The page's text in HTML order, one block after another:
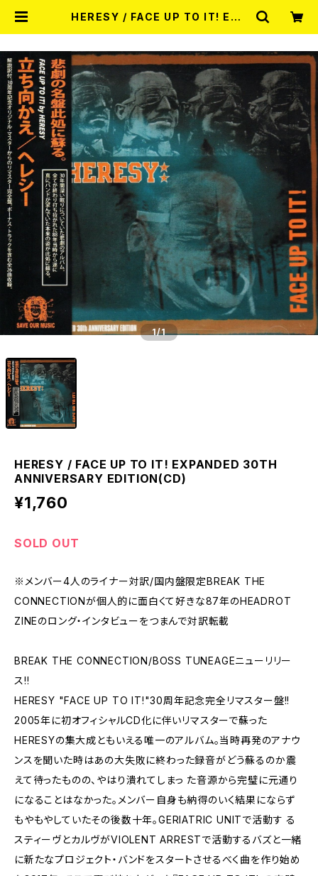
HERESY / FACE UP TO IT! EXP
MISERY
1/1
HERESY / FACE UP TO IT! EXPANDED 30TH
ANNIVERSARY EDITION(CD)
¥1,760
SOLD OUT
※メンバー4人のライナー対訳/国内盤限定BREAK THE
CONNECTIONが個人的に面白くて好きな87年のHEADROT
ZINEのロング・インタビューをつまんで対訳転載
BREAK THE CONNECTION/BOSS TUNEAGEニューリリー
ス!!
HERESY "FACE UP TO IT!"30周年記念完全リマスター盤!!
2005年に初オフィシャルCD化に伴いリマスターで蘇った
HERESYの集大成ともいえる唯一のアルバム。当時再発のアナウ
ンスを聞いた時はあの大失敗に終わった録音がどう蘇るのか震
えて待ったものの、やはり潰れてしまっ た音源から完璧に元通り
になることはなかった。メンバー自身も納得のいく結果にならず
もやもやしていたその後数十年。GERIATRIC UNITで活動す る
スティーヴとカルヴがVIOLENT ARRESTで活動するバズと一緒
に新たなプロジェクト・バンドをスタートさせるべく曲を作り始め